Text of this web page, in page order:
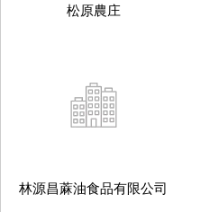
松原農庄
林源昌蔴油食品有限公司